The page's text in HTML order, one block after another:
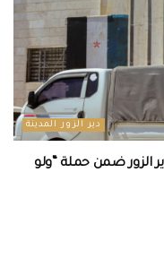
دير الزور المدينة
بدير الزور ضمن حملة “ولو